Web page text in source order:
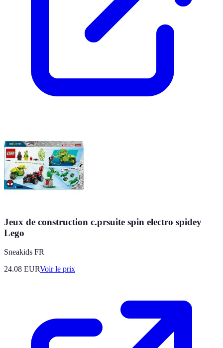
Jeux de construction c.prsuite spin electro spidey
Lego
Sneakids FR
24.08 EURVoir le prix